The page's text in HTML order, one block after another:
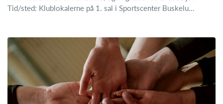
Tid/sted: Klublokalerne på 1. sal i Sportscenter Buskelu...